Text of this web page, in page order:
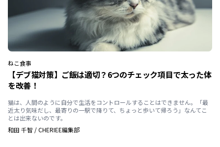
ねこ食事
【デブ猫対策】ご飯は適切？6つのチェック項目で太った体
を改善！
猫は、人間のように自分で生活をコントロールすることはできません。「最
近太り気味だし、最寄りの一駅で降りて、ちょっと歩いて帰ろう」なんてこ
とは出来ないのです。
和田 千智 /CHERIEE編集部